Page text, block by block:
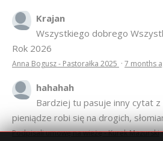
Krajan
Wszystkiego dobrego
Rok 2026
Anna Bogusz - Pastorałka 2025 · 7 months
hahahah
Bardziej tu pasuje inny cytat
pieniądze robi się na drogich,
Podpisali umowę na wieżę - Kurek Mazurski